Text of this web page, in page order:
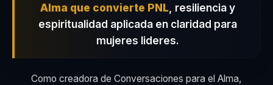
Alma que convierte PNL , resiliencia y
espiritualidad aplicada en claridad para
mujeres lideres.
Como creadora de Conversaciones para el Alma,